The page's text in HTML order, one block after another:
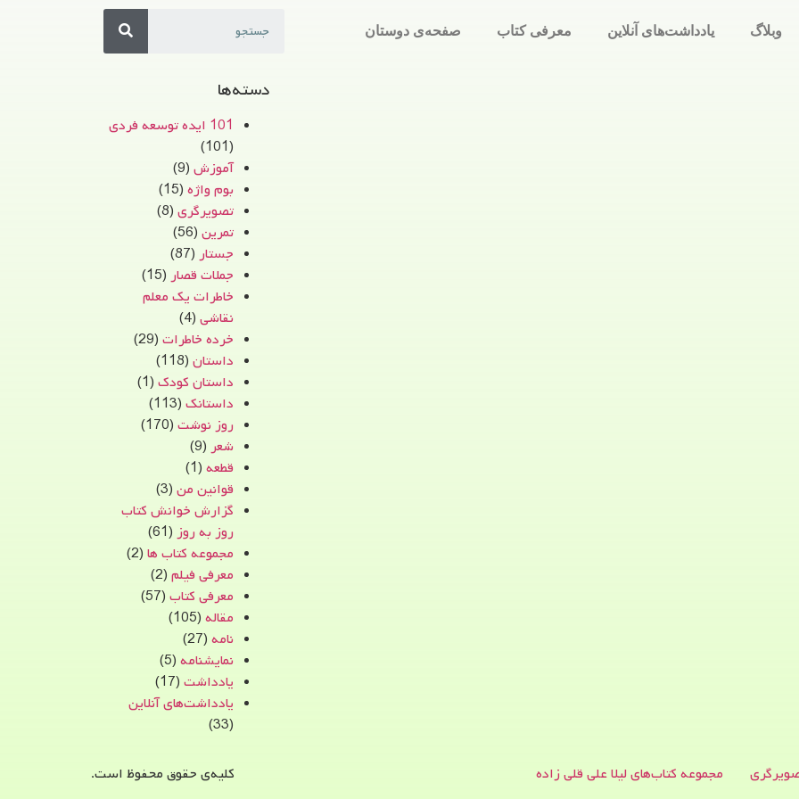
وبلاگ یادداشت‌های آنلاین معرفی کتاب صفحه‌ی دوستان
دسته‌ها
101 ایده توسعه فردی
(101)
آموزش(9)
بوم واژه(15)
تصویرگری(8)
تمرین(56)
جستار(87)
جملات قصار(15)
خاطرات یک معلم
نقاشی(4)
خرده خاطرات(29)
داستان(118)
داستان کودک(1)
داستانک(113)
روز نوشت(170)
شعر(9)
قطعه(1)
قوانین من(3)
گزارش خوانش کتاب
روز به روز(61)
مجموعه کتاب ها(2)
معرفی فیلم(2)
معرفی کتاب(57)
مقاله(105)
نامه(27)
نمایشنامه(5)
یادداشت(17)
یادداشت‌های آنلاین
(33)
مجموعه کتاب‌های لیلا علی قلی زاده کلیه‌ی حقوق محفوظ است.